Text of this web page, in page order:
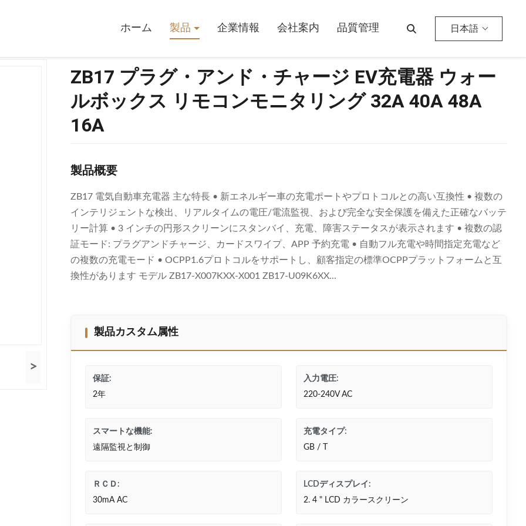
ホーム 製品 企業情報 会社案内 品質管理 日本語
>
ZB17 プラグ・アンド・チャージ EV充電器 ウォー
ルボックス リモコンモニタリング 32A 40A 48A
16A
製品概要
ZB17 電気自動車充電器 主な特長 • 新エネルギー車の充電ポートやプロトコルとの高い互換性 • 複数の
インテリジェントな検出、リアルタイムの電圧/電流監視、および完全な安全保護を備えた正確なバッテ
リー計算 • 3 インチの円形スクリーンにスタンバイ、充電、障害ステータスが表示されます • 複数の認
証モード: プラグアンドチャージ、カードスワイプ、APP 予約充電 • 自動フル充電や時間指定充電など
の複数の充電モード • OCPP1.6プロトコルをサポートし、顧客指定の標準OCPPプラットフォームと互
換性があります モデル ZB17-X007KXX-X001 ZB17-U09K6XX...
製品カスタム属性
保証:
2年
入力電圧:
220-240V AC
スマートな機能:
遠隔監視と制御
充電タイプ:
GB / T
ＲＣＤ:
30mA AC
LCDディスプレイ:
2. 4 " LCD カラースクリーン